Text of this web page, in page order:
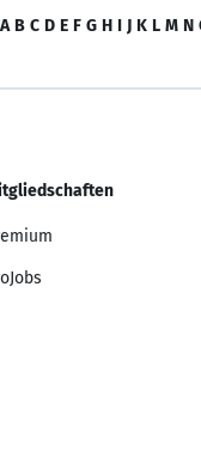
A B C D E F G H I J K L M N